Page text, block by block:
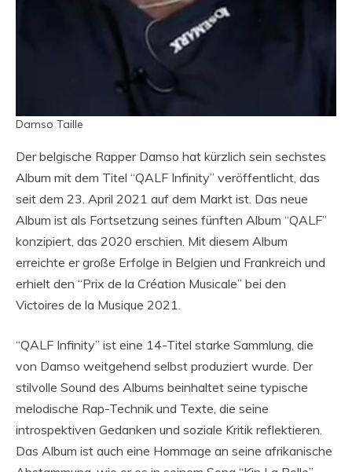
Damso Taille
Der belgische Rapper Damso hat kürzlich sein sechstes
Album mit dem Titel “QALF Infinity” veröffentlicht, das
seit dem 23. April 2021 auf dem Markt ist. Das neue
Album ist als Fortsetzung seines fünften Album “QALF”
konzipiert, das 2020 erschien. Mit diesem Album
erreichte er große Erfolge in Belgien und Frankreich und
erhielt den “Prix de la Création Musicale” bei den
Victoires de la Musique 2021.
“QALF Infinity” ist eine 14-Titel starke Sammlung, die
von Damso weitgehend selbst produziert wurde. Der
stilvolle Sound des Albums beinhaltet seine typische
melodische Rap-Technik und Texte, die seine
introspektiven Gedanken und soziale Kritik reflektieren.
Das Album ist auch eine Hommage an seine afrikanische